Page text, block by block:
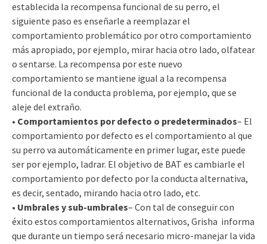
establecida la recompensa funcional de su perro, el
siguiente paso es enseñarle a reemplazar el
comportamiento problemático por otro comportamiento
más apropiado, por ejemplo, mirar hacia otro lado, olfatear
o sentarse. La recompensa por este nuevo
comportamiento se mantiene igual a la recompensa
funcional de la conducta problema, por ejemplo, que se
aleje del extraño.
• Comportamientos por defecto o predeterminados– El
comportamiento por defecto es el comportamiento al que
su perro va automáticamente en primer lugar, este puede
ser por ejemplo, ladrar. El objetivo de BAT es cambiarle el
comportamiento por defecto por la conducta alternativa,
es decir, sentado, mirando hacia otro lado, etc.
• Umbrales y sub-umbrales– Con tal de conseguir con
éxito estos comportamientos alternativos, Grisha informa
que durante un tiempo será necesario micro-manejar la vida